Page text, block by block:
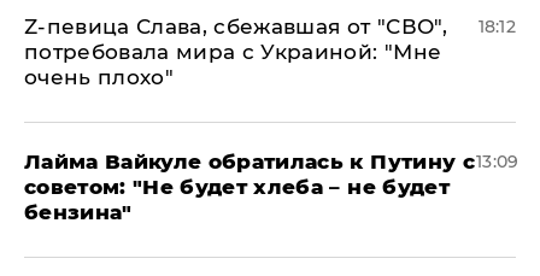
Z-певица Слава, сбежавшая от "СВО",
потребовала мира с Украиной: "Мне
очень плохо"
18:12
Лайма Вайкуле обратилась к Путину с
советом: "Не будет хлеба – не будет
бензина"
13:09